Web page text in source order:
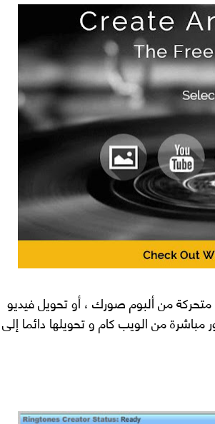
متحركة من ألبوم صورك ، أو تحويل فيديو
مباشرة من الويب كاموتحويلها دائما إلى